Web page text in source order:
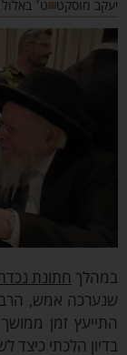
מוסקט ט׳ באלול תשפ״ה
חתונת נכדת
אמש, הרב
זמן ממושך
הלכתי כיצד